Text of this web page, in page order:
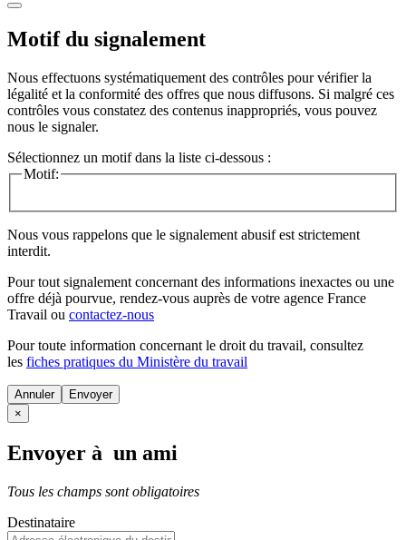
Motif du signalement
Nous effectuons systématiquement des contrôles pour vérifier la
légalité et la conformité des offres que nous diffusons. Si malgré ces
contrôles vous constatez des contenus inappropriés, vous pouvez
nous le signaler.
Sélectionnez un motif dans la liste ci-dessous :
Motif:
Nous vous rappelons que le signalement abusif est strictement
interdit.
Pour tout signalement concernant des informations inexactes ou une
offre déjà pourvue, rendez-vous auprès de votre agence France
Travail ou contactez-nous
Pour toute information concernant le droit du travail, consultez
les fiches pratiques du Ministère du travail
Annuler
×
Envoyer à un ami
Tous les champs sont obligatoires
Destinataire